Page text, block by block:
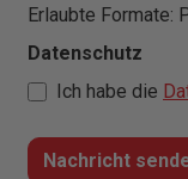
Erlaubte Formate:
Datenschutz
Ich habe die
Nachricht